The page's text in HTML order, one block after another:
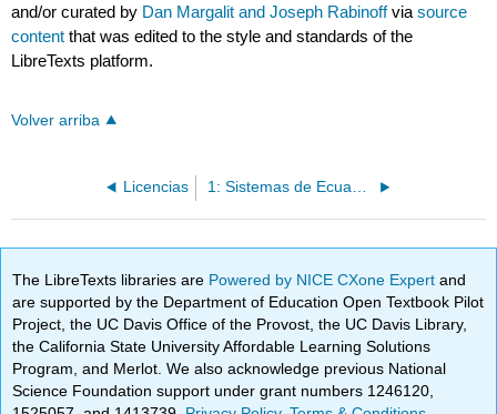
and/or curated by Dan Margalit and Joseph Rabinoffviasource
content that was edited to the style and standards of the
LibreTexts platform.
Volver arriba
Licencias
The LibreTexts libraries are Powered by NICE CXone Expertand
are supported by the Department of Education Open Textbook Pilot
Project, the UC Davis Office of the Provost, the UC Davis Library,
the California State University Affordable Learning Solutions
Program, and Merlot. We also acknowledge previous National
Science Foundation support under grant numbers 1246120,